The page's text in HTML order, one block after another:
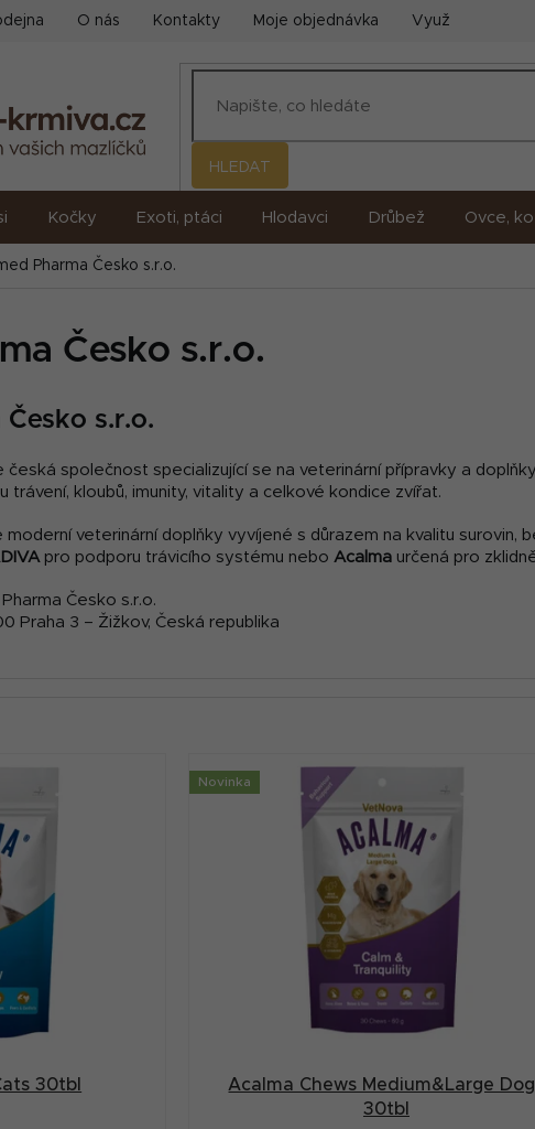
O nás Kontakty Moje objednávka Využití umělé
HLEDAT
Kočky Exoti, ptáci Hlodavci Drůbež Ovce,
Pharma Česko s.r.o.
Česko s.r.o.
s.r.o.
česká společnost specializující se na veterinární přípravky a
trávení, kloubů, imunity, vitality a celkové kondice zvířat.
veterinární doplňky vyvíjené s důrazem na kvalitu surovin,
pro podporu trávicího systému nebo Acalma určená pro
Česko s.r.o.
Praha 3 – Žižkov, Česká republika
30tbl
Novinka
Acalma Chews Medium&Large
30tbl